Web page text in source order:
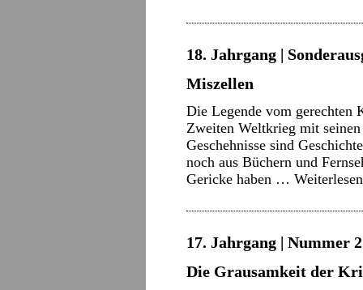
18. Jahrgang |
Miszellen
Die Legende vom gerechten
Zweiten Weltkrieg mit
Geschehnisse sind
noch aus Büchern und
Gericke haben …
17. Jahrgang | Nummer
Die Grausamkeit der